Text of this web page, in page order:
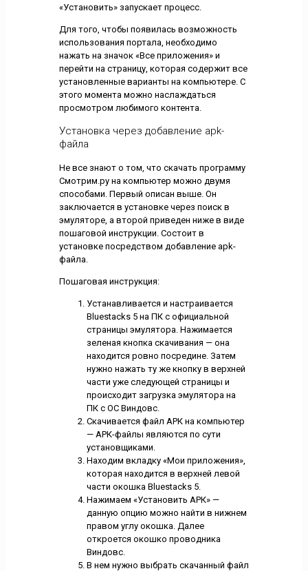
«Установить» запускает процесс.
Для того, чтобы появилась возможность
использования портала, необходимо
нажать на значок «Все приложения» и
перейти на страницу, которая содержит все
установленные варианты на компьютере. С
этого момента можно наслаждаться
просмотром любимого контента.
Установка через добавление apk-
файла
Не все знают о том, что скачать программу
Смотрим.ру на компьютер можно двумя
способами. Первый описан выше. Он
заключается в установке через поиск в
эмуляторе, а второй приведен ниже в виде
пошаговой инструкции. Состоит в
установке посредством добавление apk-
файла.
Пошаговая инструкция:
Устанавливается и настраивается
Bluestacks 5 на ПК с официальной
страницы эмулятора. Нажимается
зеленая кнопка скачивания — она
находится ровно посредине. Затем
нужно нажать ту же кнопку в верхней
части уже следующей страницы и
происходит загрузка эмулятора на
ПК с ОС Виндовс.
Скачивается файл АРК на компьютер
— АРК-файлы являются по сути
установщиками.
Находим вкладку «Мои приложения»,
которая находится в верхней левой
части окошка Bluestacks 5.
Нажимаем «Установить АРК» —
данную опцию можно найти в нижнем
правом углу окошка. Далее
откроется окошко проводника
Виндовс.
В нем нужно выбрать скачанный файл